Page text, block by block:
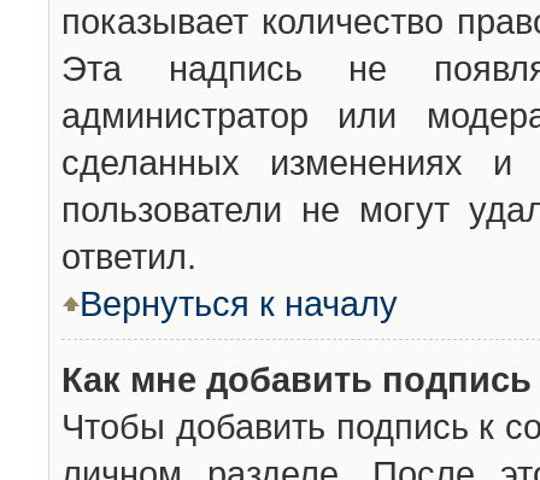
показывает количество
Эта надпись не
администратор или
сделанных изменениях
пользователи не могут
ответил.
Вернуться к началу
Как мне добавить
Чтобы добавить подпись к